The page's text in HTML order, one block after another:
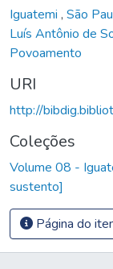
Iguatemi , São
Luís Antônio de
Povoamento
URI
http://
Coleções
Volume 08 -
sustento]
Página do